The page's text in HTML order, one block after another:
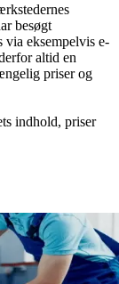
besøgt
via eksempelvis e-
altid en
priser og
indhold, priser